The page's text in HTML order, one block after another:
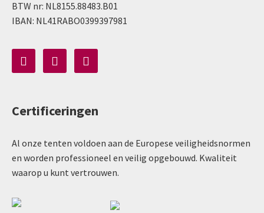
BTW nr: NL8155.88483.B01
IBAN: NL41RABO0399397981
Certificeringen
Al onze tenten voldoen aan de Europese veiligheidsnormen
en worden professioneel en veilig opgebouwd. Kwaliteit
waarop u kunt vertrouwen.